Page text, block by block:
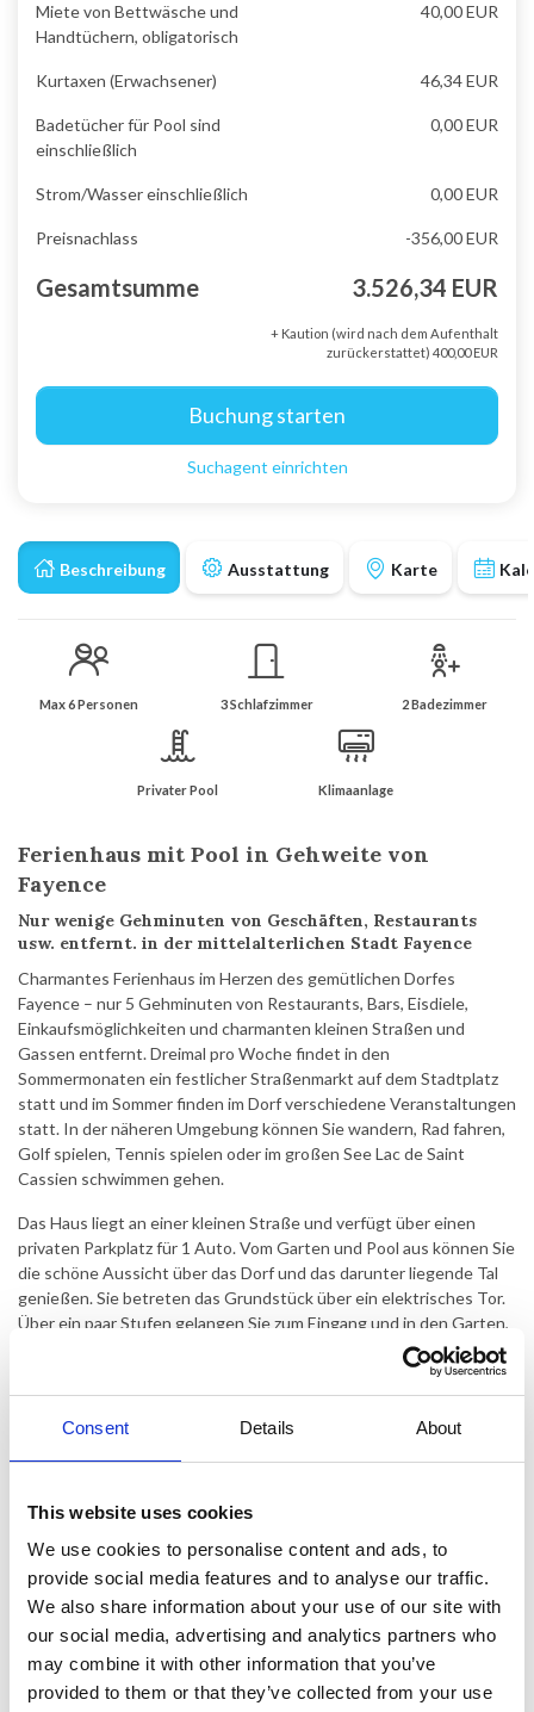
Consent Details About
This website uses cookies
We use cookies to personalise content and ads, to
provide social media features and to analyse our traffic.
We also share information about your use of our site with
our social media, advertising and analytics partners who
may combine it with other information that you’ve
provided to them or that they’ve collected from your use
Beschreibung Ausstattung Karte
Max 6 Personen 3 Schlafzimmer 2 Badezimmer
Privater Pool Klimaanlage
Ferienhaus mit Pool in Gehweite von
Fayence
Nur wenige Gehminuten von Geschäften, Restaurants
usw. entfernt. in der mittelalterlichen Stadt Fayence
Charmantes Ferienhaus im Herzen des gemütlichen Dorfes
Fayence – nur 5 Gehminuten von Restaurants, Bars, Eisdiele,
Einkaufsmöglichkeiten und charmanten kleinen Straßen und
Gassen entfernt. Dreimal pro Woche findet in den
Sommermonaten ein festlicher Straßenmarkt auf dem Stadtplatz
statt und im Sommer finden im Dorf verschiedene Veranstaltungen
statt. In der näheren Umgebung können Sie wandern, Rad fahren,
Golf spielen, Tennis spielen oder im großen See Lac de Saint
Cassien schwimmen gehen.
Das Haus liegt an einer kleinen Straße und verfügt über einen
privaten Parkplatz für 1 Auto. Vom Garten und Pool aus können Sie
die schöne Aussicht über das Dorf und das darunter liegende Tal
genießen. Sie betreten das Grundstück über ein elektrisches Tor.
Über ein paar Stufen gelangen Sie zum Eingang und in den Garten,
wo sich ein großer Pavillon mit bequemen Loungemöbeln befindet.
Eine Ebene tiefer finden Sie den großen Poolbereich mit dem
großen Pool, einer Sonnenterrasse und einem Pavillon, wo Sie im
Schatten entspannen können. Vor dem Haus gibt es eine weitere
Das Haus erstreckt sich über 2 Ebenen und besteht aus
Erdgeschoss/Eingangsebene mit 1 Badezimmer mit Dusche und
WC, 1 Schlafzimmer mit Doppelbett, 1 Wohnzimmer mit Sofas und
1 Doppelbett (kann als separates Schlafzimmer genutzt werden)
und einem weiteren Schlafzimmer mit Doppelbett. Eine Treppe
führt hinunter zur Gartenebene mit einer großen
Küche/Esszimmer und und ein Badezimmer mit Dusche und 1
separates WC. Vom Küchenbereich gibt es direkten Zugang zur
Miete von Bettwäsche und
Handtüchern, obligatorisch
40,00 EUR
Kurtaxen (Erwachsener) 46,34 EUR
Badetücher für Pool sind
einschließlich
0,00 EUR
Strom/Wasser einschließlich 0,00 EUR
Preisnachlass -356,00 EUR
Gesamtsumme 3.526,34 EUR
+ Kaution (wird nach dem Aufenthalt
zurückerstattet) 400,00 EUR
Buchung starten
Suchagent einrichten